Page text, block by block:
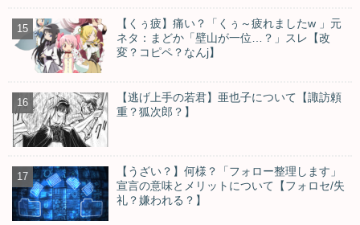
【くぅ疲】痛い？「くぅ～疲れましたw 」元
ネタ：まどか「壁山が一位…？」スレ【改
変？コピペ？なんj】
【逃げ上手の若君】亜也子について【諏訪頼
重？狐次郎？】
【うざい？】何様？「フォロー整理します」
宣言の意味とメリットについて【フォロセ/失
礼？嫌われる？】